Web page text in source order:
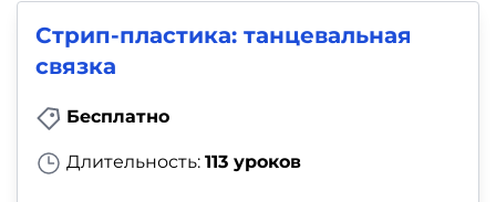
Стрип-пластика: танцевальная
связка
Бесплатно
Длительность: 113 уроков